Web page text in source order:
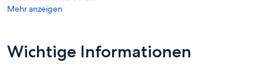
Ihr Reisegepäck und Ihre Fahrräder sicher unterbringen. Der
Schlüssel ist in der Wohnung am Schlüsselbrett hinterlegt.
Mehr anzeigen
Wichtige Informationen